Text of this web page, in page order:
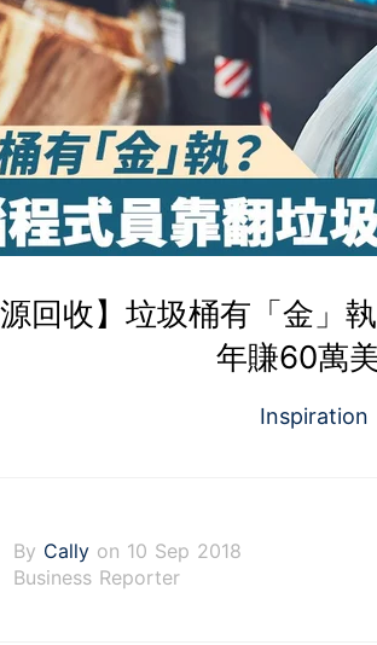
源回收】垃圾桶有「金」
年賺60萬
Inspiration
By Cally on 10 Sep 2018
Business Reporter